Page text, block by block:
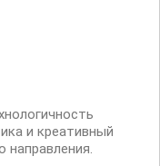
и креативный
направления.